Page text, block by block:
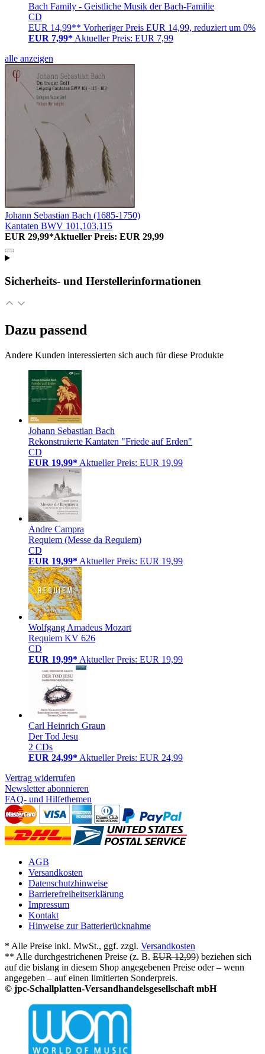
Bach Family - Geistliche Musik der Bach-Familie
CD
EUR 14,99** Vorheriger Preis EUR 14,99, reduziert um 0%
EUR 7,99* Aktueller Preis: EUR 7,99
alle anzeigen
Johann Sebastian Bach (1685-1750)
Kantaten BWV 101,103,115
EUR 29,99*Aktueller Preis: EUR 29,99
Sicherheits- und Herstellerinformationen
Dazu passend
Andere Kunden interessierten sich auch für diese Produkte
Johann Sebastian Bach
Rekonstruierte Kantaten "Friede auf Erden"
CD
EUR 19,99* Aktueller Preis: EUR 19,99
Andre Campra
Requiem (Messe da Requiem)
CD
EUR 19,99* Aktueller Preis: EUR 19,99
Wolfgang Amadeus Mozart
Requiem KV 626
CD
EUR 19,99* Aktueller Preis: EUR 19,99
Carl Heinrich Graun
Der Tod Jesu
2 CDs
EUR 24,99* Aktueller Preis: EUR 24,99
Vertrag widerrufen
Newsletter abonnieren
FAQ- und Hilfethemen
AGB
Versandkosten
Datenschutzhinweise
Barrierefreiheitserklärung
Impressum
Kontakt
Hinweise zur Batterierücknahme
* Alle Preise inkl. MwSt., ggf. zzgl. Versandkosten
** Alle durchgestrichenen Preise (z. B. EUR 12,99) beziehen sich
auf die bislang in diesem Shop angegebenen Preise oder – wenn
angegeben – auf einen limitierten Sonderpreis.
© jpc-Schallplatten-Versandhandelsgesellschaft mbH